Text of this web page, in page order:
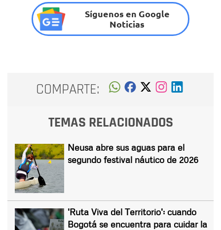
Síguenos en Google
Noticias
COMPARTE:
TEMAS RELACIONADOS
Neusa abre sus aguas para el
segundo festival náutico de 2026
'Ruta Viva del Territorio': cuando
Bogotá se encuentra para cuidar la